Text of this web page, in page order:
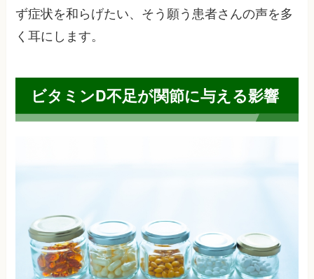
ず症状を和らげたい、そう願う患者さんの声を多
く耳にします。
ビタミンD不足が関節に与える影響